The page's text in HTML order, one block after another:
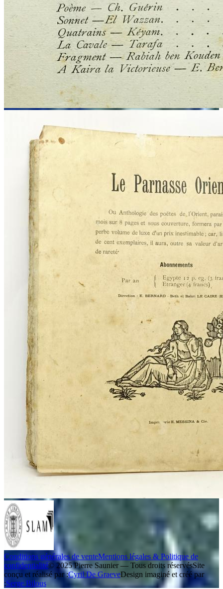
Conditions générales de venteMentions légales & Politique de
confidentialité© 2025 Pierre Saunier — Tous droits réservésSite
conçu et réalisé par :Cyril De GraeveDesign imaginé et créé par
:Serge Bilous